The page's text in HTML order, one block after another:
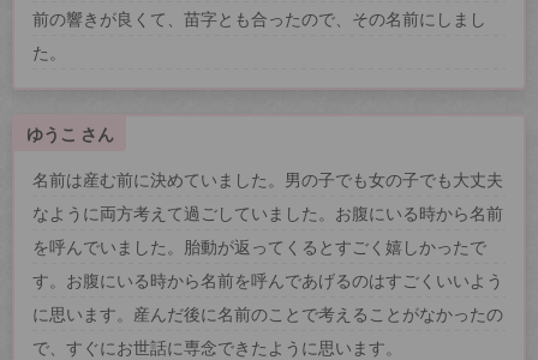
前の響きが良くて、苗字とも合ったので、その名前にしまし
た。
ゆうこ さん
名前は産む前に決めていました。男の子でも女の子でも大丈夫
なように両方考えて過ごしていました。お腹にいる時から名前
を呼んでいました。胎動が返ってくるとすごく嬉しかったで
す。お腹にいる時から名前を呼んであげるのはすごくいいよう
に思います。産んだ後に名前のことで考えることがなかったの
で、すぐにお世話に専念できたように思います。